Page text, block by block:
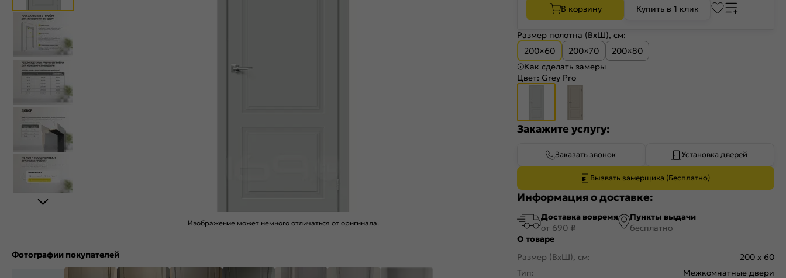
Изображение может немного отличаться от оригинала.
Фотографии покупателей
В корзину Купить в 1 клик
Размер полотна (ВхШ), см:
200×60
200×70
200×80
Как сделать замеры
Цвет: Grey Pro
Закажите услугу:
Заказать звонок Установка дверей
Вызвать замерщика (Бесплатно)
Информация о доставке:
Доставка вовремя
от 690 ₽
Пункты выдачи
бесплатно
О товаре
Размер (ВхШ), см:
200 x 60
Тип:
Межкомнатные двери